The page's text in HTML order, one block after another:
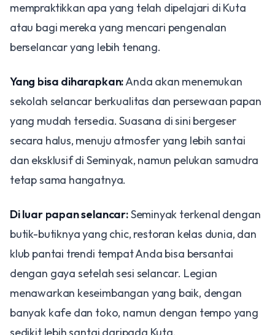
mempraktikkan apa yang telah dipelajari di Kuta
atau bagi mereka yang mencari pengenalan
berselancar yang lebih tenang.
Yang bisa diharapkan:Anda akan menemukan
sekolah selancar berkualitas dan persewaan papan
yang mudah tersedia. Suasana di sini bergeser
secara halus, menuju atmosfer yang lebih santai
dan eksklusif di Seminyak, namun pelukan samudra
tetap sama hangatnya.
Di luar papan selancar:Seminyak terkenal dengan
butik-butiknya yang chic, restoran kelas dunia, dan
klub pantai trendi tempat Anda bisa bersantai
dengan gaya setelah sesi selancar. Legian
menawarkan keseimbangan yang baik, dengan
banyak kafe dan toko, namun dengan tempo yang